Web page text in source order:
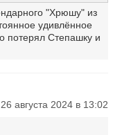
"Хрюшу" из
удивлённое
потерял Степашку и
26 августа 2024 в 13:02